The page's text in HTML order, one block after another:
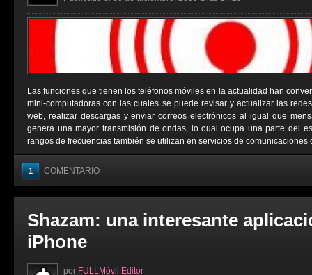
Las funciones que tienen los teléfonos móviles en la actualidad han
mini-computadoras con las cuales se puede revisar y actualizar las
web, realizar descargas y enviar correos electrónicos al igual que
genera una mayor transmisión de ondas, lo cual ocupa una parte del
rangos de frecuencias también se utilizan en servicios de comunicaciones
1 COMENTARIO
Shazam: una interesante
iPhone
por FULLMóvil Editor